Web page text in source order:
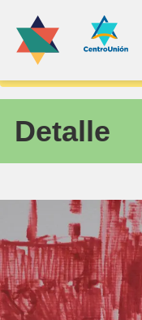
Galería Itinerante - Obras
Detalle